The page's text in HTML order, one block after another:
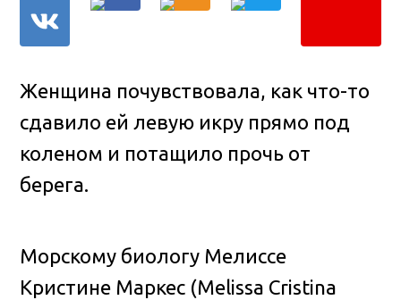
Женщина почувствовала, как что-то
сдавило ей левую икру прямо под
коленом и потащило прочь от
берега.
Морскому биологу Мелиссе
Кристине Маркес (Melissa Cristina